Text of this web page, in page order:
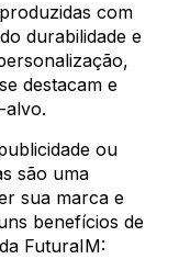
com
durabilidade e
destacam e
alvo.
ou
são uma
sua marca e
benefícios de
FuturaIM: